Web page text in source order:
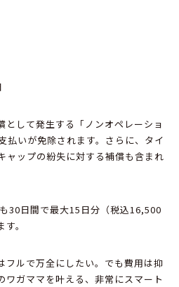
として発生する「ノンオペレーショ
払いが免除されます。 さらに、 タイ
ャップの紛失に対する補償も含まれ
30日間で最大15日分（税込16,500
。
フルで万全にしたい。 でも費用は抑
ガママを叶える、 非常にスマート